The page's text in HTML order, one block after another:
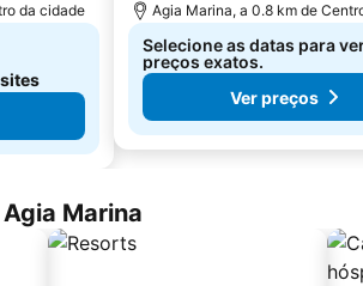
da cidade
Agia Marina, a 0.8 km de
Selecione as datas para
preços exatos.
Ver preços
Marina